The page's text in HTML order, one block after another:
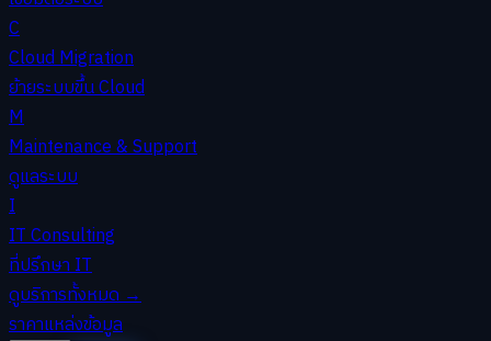
C
Cloud Migration
ย้ายระบบขึ้น Cloud
M
Maintenance & Support
ดูแลระบบ
I
IT Consulting
ที่ปรึกษา IT
ดูบริการทั้งหมด→
ราคาแหล่งข้อมูล